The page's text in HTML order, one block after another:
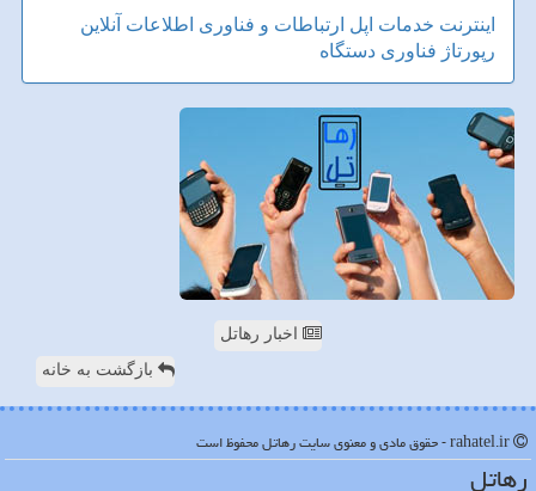
اینترنت خدمات اپل ارتباطات و فناوری اطلاعات آنلاین
رپورتاژ فناوری دستگاه
اخبار رهاتل
بازگشت به خانه
رهاتل